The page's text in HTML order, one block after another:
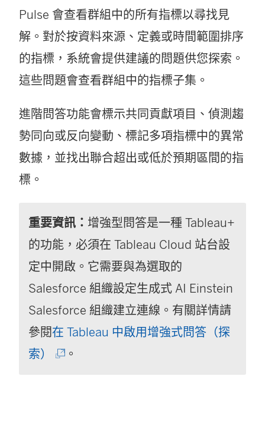
Pulse 會查看群組中的所有指標以尋找見
解。對於按資料來源、定義或時間範圍排序
的指標，系統會提供建議的問題供您探索。
這些問題會查看群組中的指標子集。
進階問答功能會標示共同貢獻項目、偵測趨
勢同向或反向變動、標記多項指標中的異常
數據，並找出聯合超出或低於預期區間的指
標。
重要資訊： 增強型問答是一種 Tableau+
的功能，必須在 Tableau Cloud 站台設
定中開啟。它需要與為選取的
Salesforce 組織設定生成式 AI Einstein
Salesforce 組織建立連線。有關詳情請
參閱在 Tableau 中啟用增強式問答（探
索）
(
。